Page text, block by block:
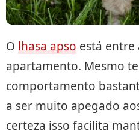
O lhasa apso está entre
apartamento. Mesmo
comportamento
a ser muito apegado
certeza isso facilita